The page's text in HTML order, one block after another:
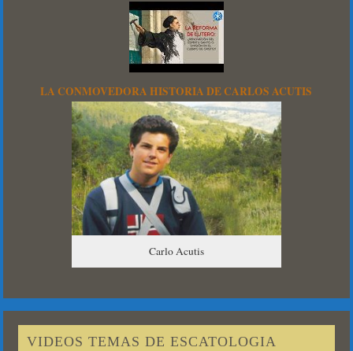
LA CONMOVEDORA HISTORIA DE CARLOS ACUTIS
Carlo Acutis
VIDEOS TEMAS DE ESCATOLOGIA